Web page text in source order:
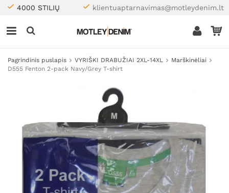
4000 STILIŲ klientuaptarnavimas@motleydenim.lt
Pagrindinis puslapis VYRIŠKI DRABUŽIAI 2XL-14XL
Marškinėliai
D555 Fenton 2-pack Navy/Grey T-shirt